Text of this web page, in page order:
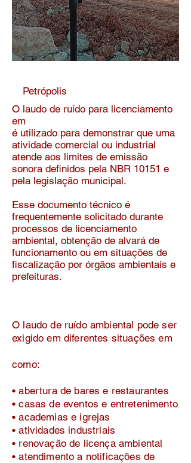
Petrópolis
​O laudo de ruído para licenciamento
em
é utilizado para demonstrar que uma
atividade comercial ou industrial
atende aos limites de emissão
sonora definidos pela NBR 10151 e
pela legislação municipal.
Esse documento técnico é
frequentemente solicitado durante
processos de licenciamento
ambiental, obtenção de alvará de
funcionamento ou em situações de
fiscalização por órgãos ambientais e
prefeituras.
O laudo de ruído ambiental pode ser
exigido em diferentes situações em
como:
• abertura de bares e restaurantes
• casas de eventos e entretenimento
• academias e igrejas
• atividades industriais
• renovação de licença ambiental
• atendimento a notificações de